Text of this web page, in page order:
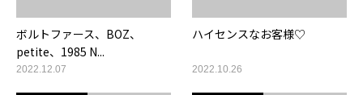
ボルトファース、BOZ、
petite、1985 N...
2022.12.07
ハイセンスなお客様♡
2022.10.26